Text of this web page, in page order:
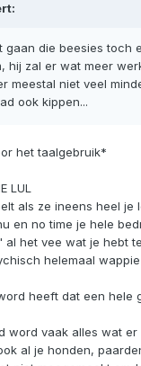
gaan die beesies toch
hij zal er wat meer
meestal niet veel
ook kippen...
het taalgebruik*
LUL
als ze ineens heel je
en no time je hele
al het vee wat je hebt
helemaal
heeft dat een hele
word vaak alles wat
al je honden,